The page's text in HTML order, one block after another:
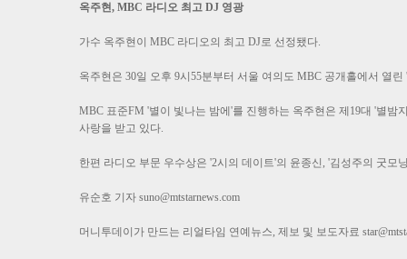
옥주현, MBC 라디오 최고 DJ 영광
가수 옥주현이 MBC 라디오의 최고 DJ로 선정됐다.
옥주현은 30일 오후 9시55분부터 서울 여의도 MBC 공개홀에서 열
MBC 표준FM '별이 빛나는 밤에'를 진행하는 옥주현은 제19대 '별
사랑을 받고 있다.
한편 라디오 부문 우수상은 '2시의 데이트'의 윤종신, '김성주의 굿
유순호 기자suno@mtstarnews.com
머니투데이가 만드는 리얼타임 연예뉴스, 제보 및 보도자료